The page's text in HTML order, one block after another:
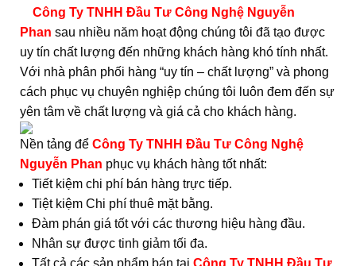
Công Ty TNHH Đầu Tư Công Nghệ Nguyễn
Phan sau nhiều năm hoạt động chúng tôi đã tạo được
uy tín chất lượng đến những khách hàng khó tính nhất.
Với nhà phân phối hàng “uy tín – chất lượng” và phong
cách phục vụ chuyên nghiệp chúng tôi luôn đem đến sự
yên tâm về chất lượng và giá cả cho khách hàng.
Nền tảng để Công Ty TNHH Đầu Tư Công Nghệ
Nguyễn Phan phục vụ khách hàng tốt nhất:
Tiết kiệm chi phí bán hàng trực tiếp.
Tiệt kiệm Chi phí thuê mặt bằng.
Đàm phán giá tốt với các thương hiệu hàng đầu.
Nhân sự được tinh giảm tối đa.
Tất cả các sản phẩm bán tại Công Ty TNHH Đầu Tư